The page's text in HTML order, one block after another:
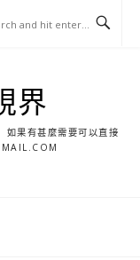
界
如果有甚麼需要可以直接